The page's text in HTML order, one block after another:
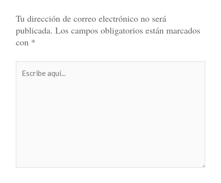
Tu dirección de correo electrónico no será
publicada. Los campos obligatorios están marcados
con *
aquí...